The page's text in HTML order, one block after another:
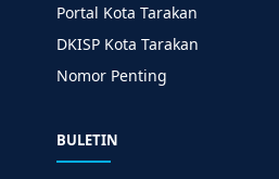
Portal Kota Tarakan
DKISP Kota Tarakan
Nomor Penting
BULETIN